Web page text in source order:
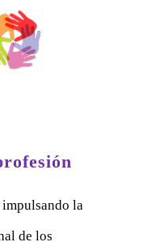
impulsando la
de los